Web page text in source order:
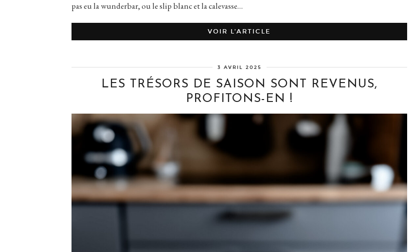
pas eu la wunderbar, ou le slip blanc et la calevasse…
VOIR L’ARTICLE
3 AVRIL 2025
LES TRÉSORS DE SAISON SONT REVENUS,
PROFITONS-EN !